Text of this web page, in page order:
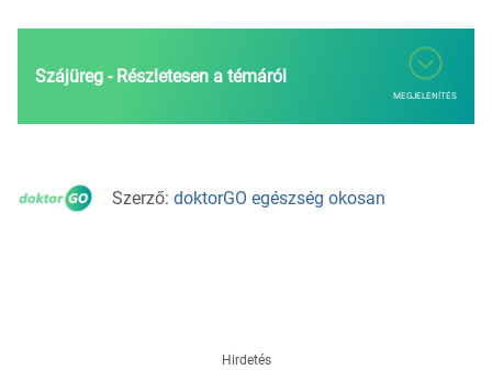
Szájüreg - Részletesen a témáról
MEGJELENÍTÉS
Szerző: doktorGO egészség okosan
Hirdetés